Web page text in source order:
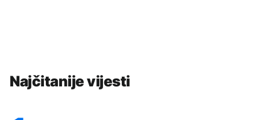
Najčitanije vijesti